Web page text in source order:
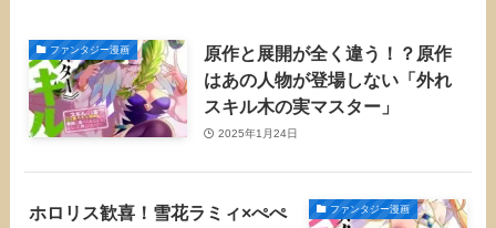
ファンタジー漫画
原作と展開が全く違う！？原作
はあの人物が登場しない「外れ
スキル木の実マスター」
2025年1月24日
ファンタジー漫画
ホロリス歓喜！雪花ラミィ×ぺぺ